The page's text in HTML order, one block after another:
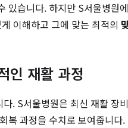
있습니다. 하지만 S서울병
이해하고 그에 맞는 최적의
인 재활 과정
. S서울병원은 최신 재활
복 과정을 수치로 보여줍니